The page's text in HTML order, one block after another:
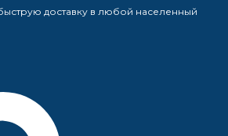
доставку в любой населенный